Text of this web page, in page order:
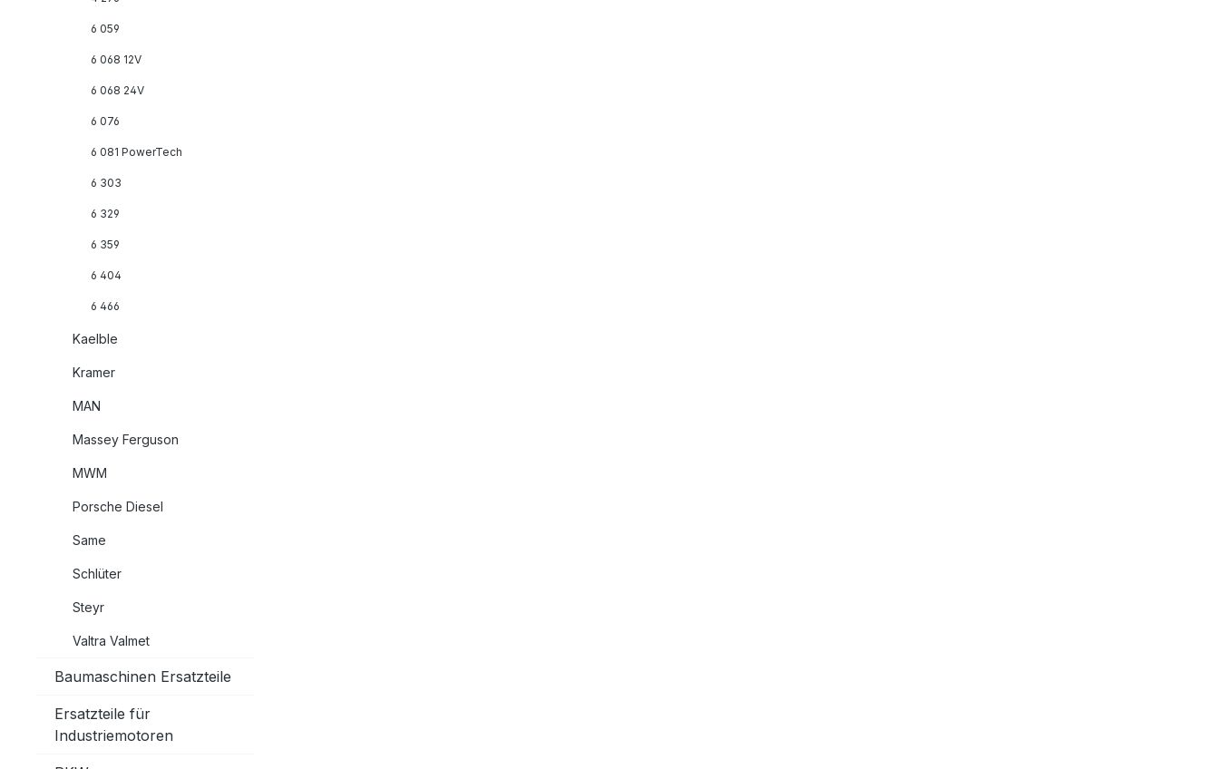
6 059
6 068 12V
6 068 24V
6 076
6 081 PowerTech
6 303
6 329
6 359
6 404
6 466
Kaelble
Kramer
MAN
Massey Ferguson
MWM
Porsche Diesel
Same
Schlüter
Steyr
Valtra Valmet
Baumaschinen Ersatzteile
Ersatzteile für
Industriemotoren